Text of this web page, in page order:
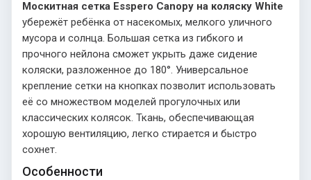
Москитная сетка Esspero Canopy на коляску White
убережёт ребёнка от насекомых, мелкого уличного
мусора и солнца. Большая сетка из гибкого и
прочного нейлона сможет укрыть даже сидение
коляски, разложенное до 180°. Универсальное
крепление сетки на кнопках позволит использовать
её со множеством моделей прогулочных или
классических колясок. Ткань, обеспечивающая
хорошую вентиляцию, легко стирается и быстро
сохнет.
Особенности